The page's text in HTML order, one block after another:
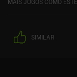
exemplo, nos
ganhamos
MAIS JOGOS COMO ESTE
SIMILAR